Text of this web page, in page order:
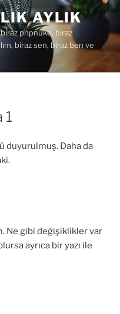
AYLIK
phpnuke, biraz
biraz sen, biraz ben ve
1
duyurulmuş. Daha da
Ne gibi değişiklikler var
ayrıca bir yazı ile